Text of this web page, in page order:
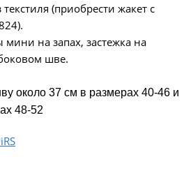
(приобрести жакет с
на запах, застежка на
шве.
около 37 см в размерах 40-46 и
48-52